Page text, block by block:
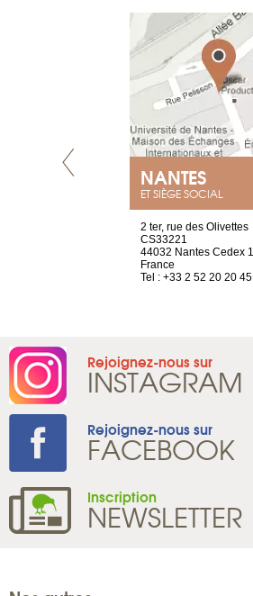
NANTES
ET SIÈGE SOCIAL
2 ter, rue des Olivettes
CS33221
44032 Nantes Cedex 1
France
Tel : +33 2 52 20 20 45
Rejoignez-nous sur
INSTAGRAM
Rejoignez-nous sur
FACEBOOK
Inscription
NEWSLETTER